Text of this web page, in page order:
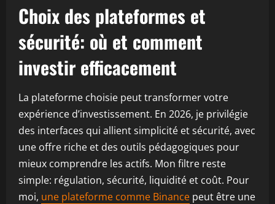
Choix des plateformes et
sécurité: où et comment
investir efficacement
La plateforme choisie peut transformer votre
expérience d’investissement. En 2026, je privilégie
des interfaces qui allient simplicité et sécurité, avec
une offre riche et des outils pédagogiques pour
mieux comprendre les actifs. Mon filtre reste
simple: régulation, sécurité, liquidité et coût. Pour
moi, une plateforme comme Binance peut être une